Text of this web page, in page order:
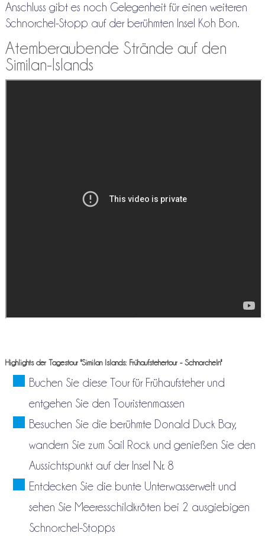
Anschluss gibt es noch Gelegenheit für einen weiteren
Schnorchel-Stopp auf der berühmten Insel Koh Bon.
Atemberaubende Strände auf den
Similan-Islands
Highlights der Tagestour "Similan Islands: Frühaufstehertour - Schnorcheln"
Buchen Sie diese Tour für Frühaufsteher und
entgehen Sie den Touristenmassen
Besuchen Sie die berühmte Donald Duck Bay,
wandern Sie zum Sail Rock und genießen Sie den
Aussichtspunkt auf der Insel Nr. 8
Entdecken Sie die bunte Unterwasserwelt und
sehen Sie Meeresschildkröten bei 2 ausgiebigen
Schnorchel-Stopps